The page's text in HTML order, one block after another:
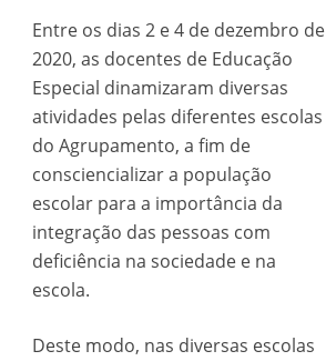
Entre os dias 2 e 4 de dezembro de
2020, as docentes de Educação
Especial dinamizaram diversas
atividades pelas diferentes escolas
do Agrupamento, a fim de
consciencializar a população
escolar para a importância da
integração das pessoas com
deficiência na sociedade e na
escola.
Deste modo, nas diversas escolas